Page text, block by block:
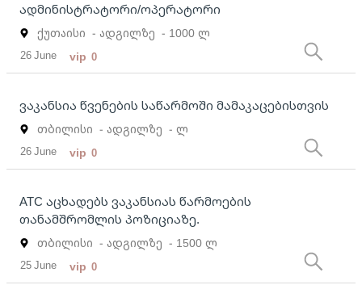
ადმინისტრატორი/ოპერატორი
ქუთაისი - ადგილზე - 1000 ლ
26 June vip 0
ვაკანსია წვენების საწარმოში მამაკაცებისთვის
თბილისი - ადგილზე - ლ
26 June vip 0
ATC აცხადებს ვაკანსიას წარმოების
თანამშრომლის პოზიციაზე.
თბილისი - ადგილზე - 1500 ლ
25 June vip 0